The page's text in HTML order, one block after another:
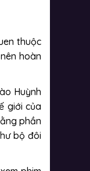
thuộc
hoàn
Huỳnh
giới của
phần
bộ đôi